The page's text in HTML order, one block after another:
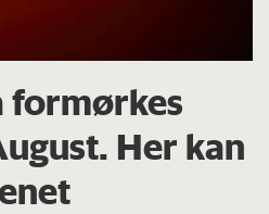
formørkes
Her kan